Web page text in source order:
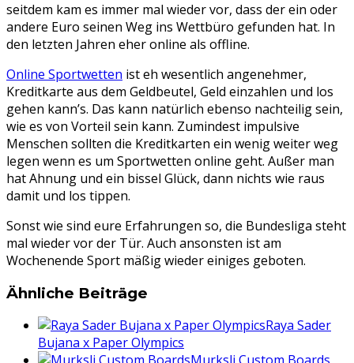
seitdem kam es immer mal wieder vor, dass der ein oder
andere Euro seinen Weg ins Wettbüro gefunden hat. In
den letzten Jahren eher online als offline.
Online Sportwetten ist eh wesentlich angenehmer,
Kreditkarte aus dem Geldbeutel, Geld einzahlen und los
gehen kann’s. Das kann natürlich ebenso nachteilig sein,
wie es von Vorteil sein kann. Zumindest impulsive
Menschen sollten die Kreditkarten ein wenig weiter weg
legen wenn es um Sportwetten online geht. Außer man
hat Ahnung und ein bissel Glück, dann nichts wie raus
damit und los tippen.
Sonst wie sind eure Erfahrungen so, die Bundesliga steht
mal wieder vor der Tür. Auch ansonsten ist am
Wochenende Sport mäßig wieder einiges geboten.
Ähnliche Beiträge
Raya Sader
Bujana x Paper Olympics